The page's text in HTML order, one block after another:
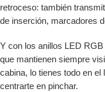
retroceso: también
de inserción, marcadores
Y con los anillos LED
que mantienen siempre
cabina, lo tienes todo en el
centrarte en pinchar.